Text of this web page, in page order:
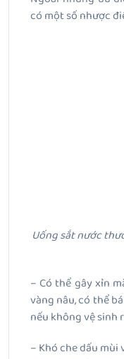
có một số nhược
Uống sắt nước
– Có thể gây xỉn
vàng nâu, có thể
nếu không vệ sinh
– Khó che dấu mùi